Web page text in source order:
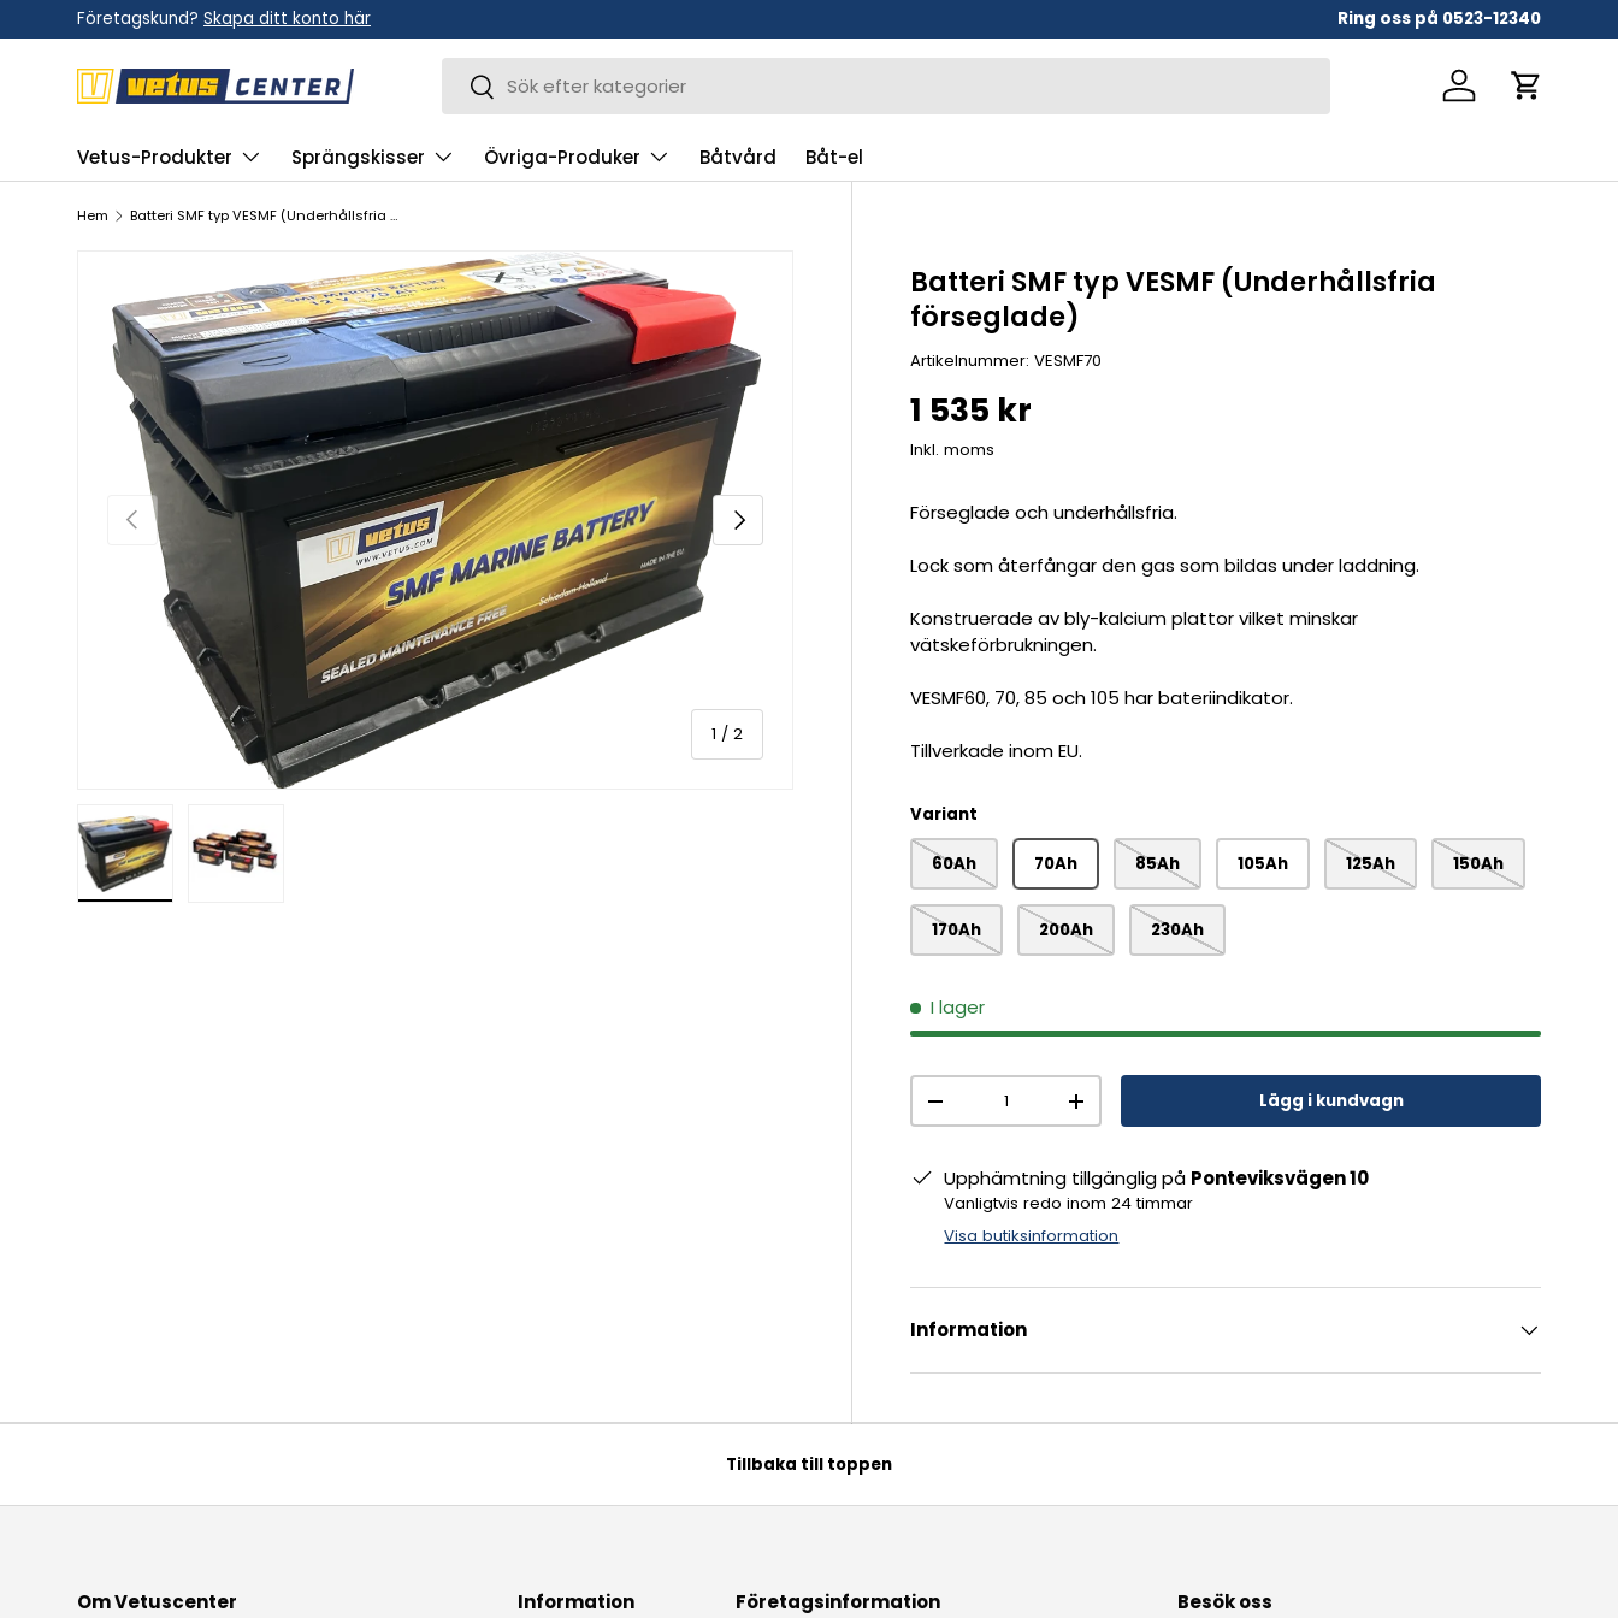
Hoppa till innehållet
Företagskund? Skapa ditt konto här Ring oss på 0523-12340
Sök Logga inVagn
Vetus-Produkter Sprängskisser Övriga-Produker Båtvård Båt-el
Hem Batteri SMF typ VESMF (Underhållsfria förseglade)
Tidigare
1 /av
2
Nästa
Batteri SMF typ VESMF (Underhållsfria
förseglade)
Artikelnummer: VESMF70
1 535 kr
Inkl. moms
Förseglade och underhållsfria.
Lock som återfångar den gas som bildas under laddning.
Konstruerade av bly-kalcium plattor vilket minskar
vätskeförbrukningen.
VESMF60, 70, 85 och 105 har bateriindikator.
Tillverkade inom EU.
Variant
60Ah 70Ah 85Ah 105Ah 125Ah 150Ah
170Ah 200Ah 230Ah
I lager
-
+ Lägg i kundvagn
Upphämtning tillgänglig på Ponteviksvägen 10
Vanligtvis redo inom 24 timmar
Visa butiksinformation
Information
Tillbaka till toppen
Om Vetuscenter Information Företagsinformation Besök oss